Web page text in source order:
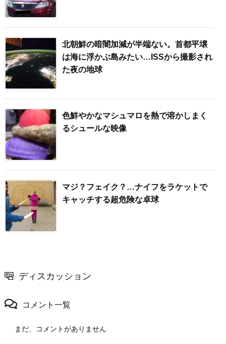
北朝鮮の暗闇加減が半端ない。首都平壌
は海に浮かぶ島みたい…ISSから撮影され
た夜の地球
色鮮やかなマシュマロを熱で溶かしまく
るシュールな映像
マジ？フェイク？…ナイフをラケットで
キャッチする超危険な卓球
ディスカッション
コメント一覧
まだ、コメントがありません